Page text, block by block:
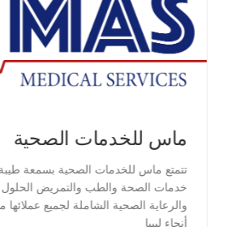
ماس للخدمات الصحية
تتمتع ماس للخدمات الصحية بسمعة
خدمات الصحة والطب والتمريض الحلول
والرعاية الصحية الشاملة لجميع
أنحاء ليبيا